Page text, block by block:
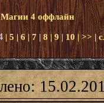
4 оффлайн
| 5|6|7 | 8 | 9 | 10|>> |